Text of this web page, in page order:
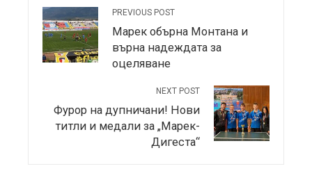
PREVIOUS POST
Марек обърна Монтана и
върна надеждата за
оцеляване
NEXT POST
Фурор на дупничани! Нови
титли и медали за „Марек-
Дигеста“